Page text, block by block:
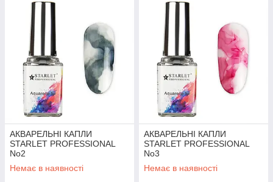
АКВАРЕЛЬНІ КАПЛИ
STARLET PROFESSIONAL
No2
Немає в наявності
АКВАРЕЛЬНІ КАПЛИ
STARLET PROFESSIONAL
No3
Немає в наявності